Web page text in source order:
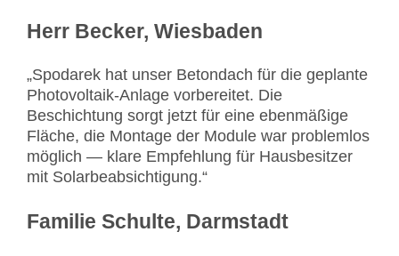
Herr Becker, Wiesbaden
„Spodarek hat unser Betondach für die geplante
Photovoltaik-Anlage vorbereitet. Die
Beschichtung sorgt jetzt für eine ebenmäßige
Fläche, die Montage der Module war problemlos
möglich — klare Empfehlung für Hausbesitzer
mit Solarbeabsichtigung.“
Familie Schulte, Darmstadt